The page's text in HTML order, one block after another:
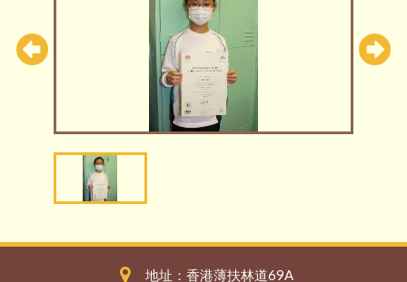
地址：香港薄扶林道69A